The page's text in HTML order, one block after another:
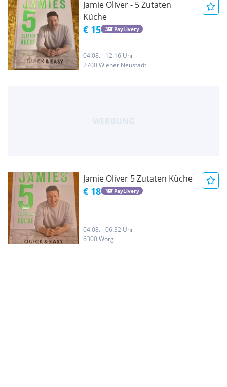
Jamie Oliver - 5 Zutaten
Küche
€ 15 PayLivery
04.08. - 12:16 Uhr
2700 Wiener Neustadt
Jamie Oliver 5 Zutaten Küche
€ 18 PayLivery
04.08. - 06:32 Uhr
6300 Wörgl